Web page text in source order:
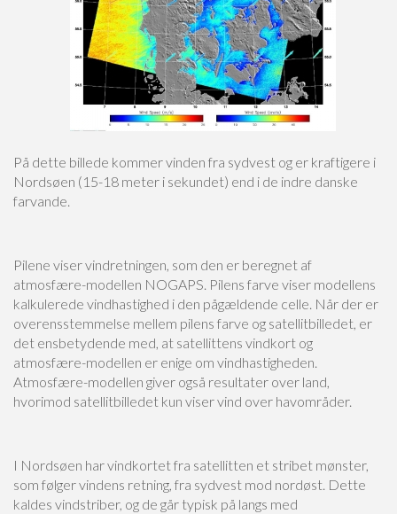
På dette billede kommer vinden fra sydvest og er kraftigere i
Nordsøen (15-18 meter i sekundet) end i de indre danske
farvande.
Pilene viser vindretningen, som den er beregnet af
atmosfære-modellen NOGAPS. Pilens farve viser modellens
kalkulerede vindhastighed i den pågældende celle. Når der er
overensstemmelse mellem pilens farve og satellitbilledet, er
det ensbetydende med, at satellittens vindkort og
atmosfære-modellen er enige om vindhastigheden.
Atmosfære-modellen giver også resultater over land,
hvorimod satellitbilledet kun viser vind over havområder.
I Nordsøen har vindkortet fra satellitten et stribet mønster,
som følger vindens retning, fra sydvest mod nordøst. Dette
kaldes vindstriber, og de går typisk på langs med